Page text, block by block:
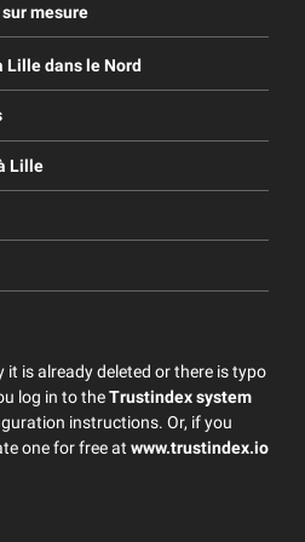
mesure
dans le Nord
Lille
is already deleted or there is typo
log in to theTrustindex system
instructions. Or, if you
one for free at www.trustindex.io